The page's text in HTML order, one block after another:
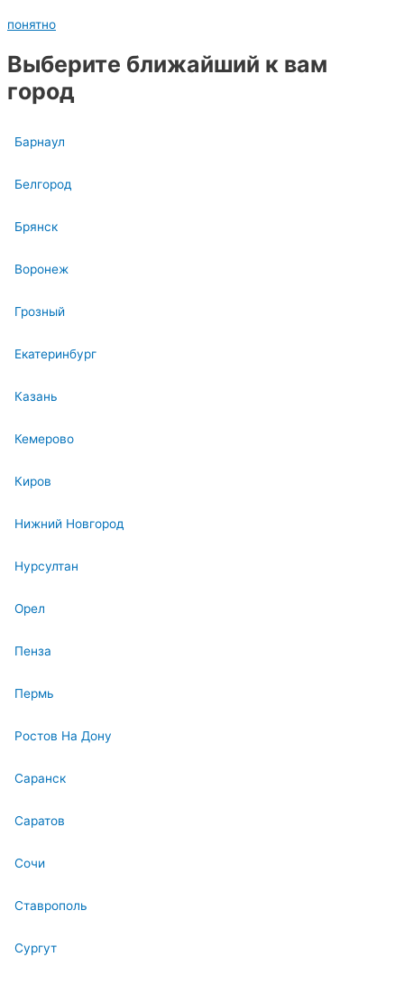
понятно
Выберите ближайший к вам
город
Барнаул
Белгород
Брянск
Воронеж
Грозный
Екатеринбург
Казань
Кемерово
Киров
Нижний Новгород
Нурсултан
Орел
Пенза
Пермь
Ростов На Дону
Саранск
Саратов
Сочи
Ставрополь
Сургут